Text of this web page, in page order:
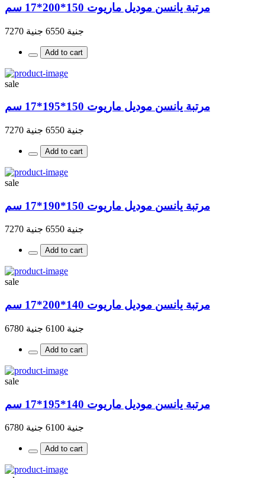
مرتبة يانسن موديل ماريوت 150*200*17 سم
جنية 6550 جنية 7270
Add to cart
sale
مرتبة يانسن موديل ماريوت 150*195*17 سم
جنية 6550 جنية 7270
Add to cart
sale
مرتبة يانسن موديل ماريوت 150*190*17 سم
جنية 6550 جنية 7270
Add to cart
sale
مرتبة يانسن موديل ماريوت 140*200*17 سم
جنية 6100 جنية 6780
Add to cart
sale
مرتبة يانسن موديل ماريوت 140*195*17 سم
جنية 6100 جنية 6780
Add to cart